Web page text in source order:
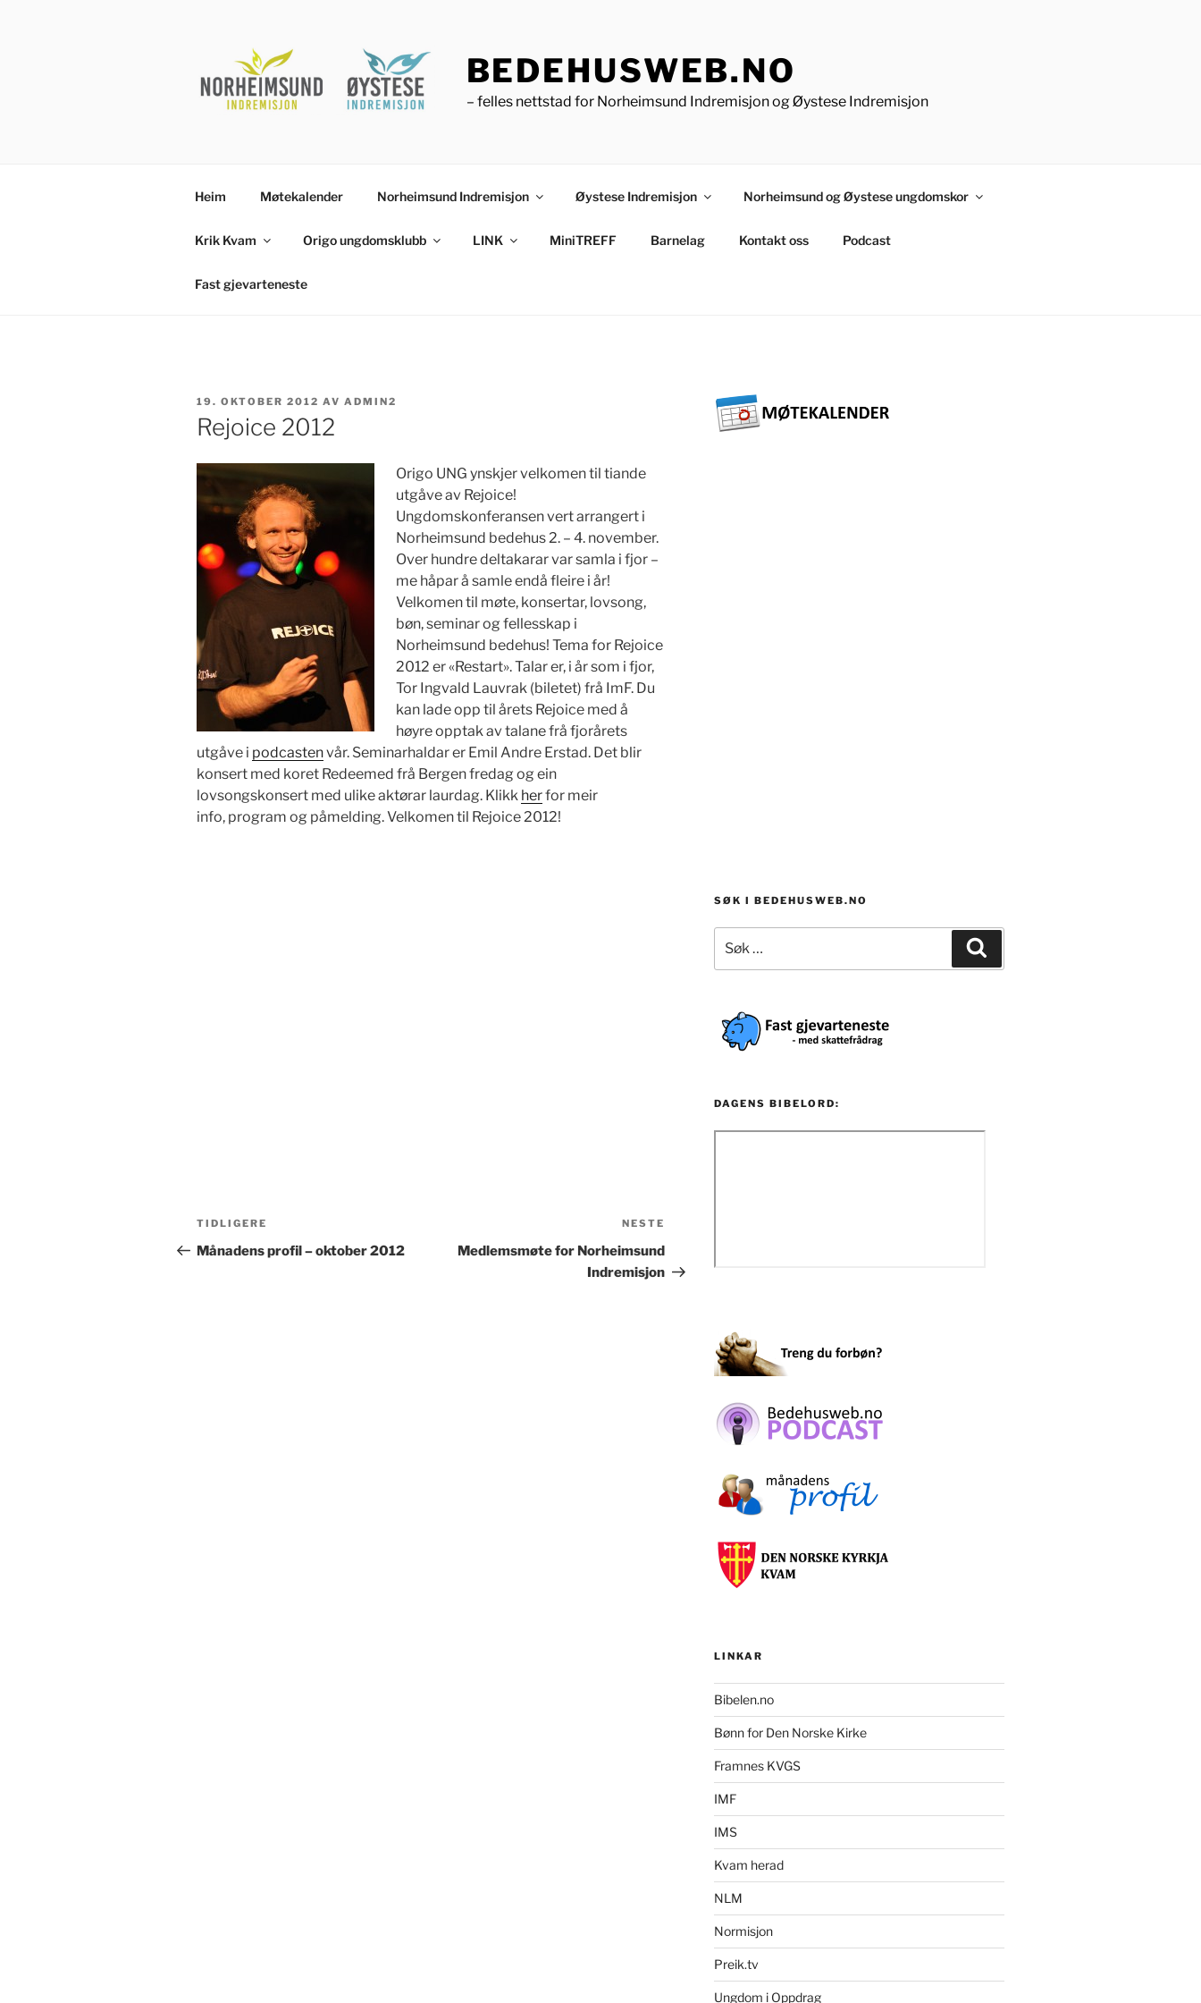
BEDEHUSWEB.NO
– felles nettstad for Norheimsund Indremisjon og Øystese Indremisjon
Heim Møtekalender Norheimsund Indremisjon Øystese Indremisjon Norheimsund og Øystese ungdomskor
Krik Kvam Origo ungdomsklubb LINK MiniTREFF Barnelag Kontakt oss Podcast
Fast gjevarteneste
PUBLISERT
19. OKTOBER 2012 AV ADMIN2
Rejoice 2012
Origo UNG ynskjer velkomen til tiande
utgåve av Rejoice!
Ungdomskonferansen vert arrangert i
Norheimsund bedehus 2. – 4. november.
Over hundre deltakarar var samla i fjor –
me håpar å samle endå fleire i år!
Velkomen til møte, konsertar, lovsong,
bøn, seminar og fellesskap i
Norheimsund bedehus! Tema for Rejoice
2012 er «Restart». Talar er, i år som i fjor,
Tor Ingvald Lauvrak (biletet) frå ImF. Du
kan lade opp til årets Rejoice med å
høyre opptak av talane frå fjorårets
utgåve i podcastenvår. Seminarhaldar er Emil Andre Erstad. Det blir
konsert med koret Redeemed frå Bergen fredag og ein
lovsongskonsert med ulike aktørar laurdag. Klikk herfor meir
info, program og påmelding. Velkomen til Rejoice 2012!
Innleggsnavigasjon
Forrige
innlegg
TIDLIGERE
Månadens profil – oktober 2012
innlegg
NESTE
Medlemsmøte for Norheimsund
Indremisjon
SØK I BEDEHUSWEB.NO
etter:
DAGENS BIBELORD:
LINKAR
Bibelen.no
Bønn for Den Norske Kirke
Framnes KVGS
IMF
IMS
Kvam herad
NLM
Normisjon
Preik.tv
Ungdom i Oppdrag